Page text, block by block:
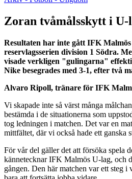
Zoran tvåmålsskytt i U-
Resultaten har inte gått IFK Malmös
reservlagsserien division 1 Södra.
visade verkligen "gulingarna"
Nike besegrades med 3-1, efter två
Alvaro Ripoll, tränare för IFK
Vi skapade inte så värst många
bestämda i de situationerna som
tog ledningen i matchen. Det var en
mittfältet, där vi också hade ett ganska
För vår del gäller det att försöka spela
kännetecknar IFK Malmös U-lag, och
gången. Den här matchen var ett steg